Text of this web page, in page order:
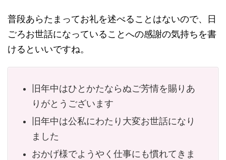
普段あらたまってお礼を述べることはないので、日
ごろお世話になっていることへの感謝の気持ちを書
けるといいですね。
旧年中はひとかたならぬご芳情を賜りあ
りがとうございます
旧年中は公私にわたり大変お世話になり
ました
おかげ様でようやく仕事にも慣れてきま